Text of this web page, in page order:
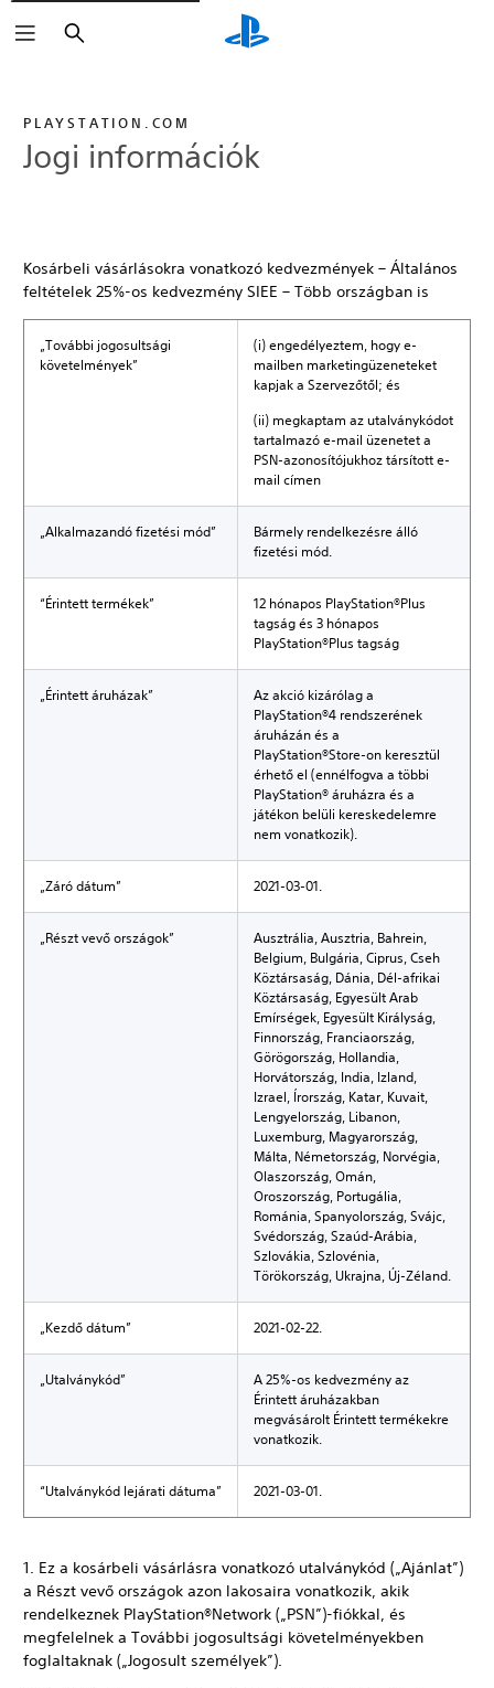
Keresés
PLAYSTATION.COM
Jogi információk
Kosárbeli vásárlásokra vonatkozó kedvezmények – Általános
feltételek 25%-os kedvezmény SIEE – Több országban is
„További jogosultsági
követelmények”
(i) engedélyeztem, hogy e-
mailben marketingüzeneteket
kapjak a Szervezőtől; és
(ii) megkaptam az utalványkódot
tartalmazó e-mail üzenetet a
PSN-azonosítójukhoz társított e-
mail címen
„Alkalmazandó fizetési mód”
Bármely rendelkezésre álló
fizetési mód.
“Érintett termékek”
12 hónapos PlayStation®Plus
tagság és 3 hónapos
PlayStation®Plus tagság
„Érintett áruházak”
Az akció kizárólag a
PlayStation®4 rendszerének
áruházán és a
PlayStation®Store-on keresztül
érhető el (ennélfogva a többi
PlayStation® áruházra és a
játékon belüli kereskedelemre
nem vonatkozik).
„Záró dátum” 2021-03-01.
„Részt vevő országok”
Ausztrália, Ausztria, Bahrein,
Belgium, Bulgária, Ciprus, Cseh
Köztársaság, Dánia, Dél-afrikai
Köztársaság, Egyesült Arab
Emírségek, Egyesült Királyság,
Finnország, Franciaország,
Görögország, Hollandia,
Horvátország, India, Izland,
Izrael, Írország, Katar, Kuvait,
Lengyelország, Libanon,
Luxemburg, Magyarország,
Málta, Németország, Norvégia,
Olaszország, Omán,
Oroszország, Portugália,
Románia, Spanyolország, Svájc,
Svédország, Szaúd-Arábia,
Szlovákia, Szlovénia,
Törökország, Ukrajna, Új-Zéland.
„Kezdő dátum” 2021-02-22.
„Utalványkód”
A 25%-os kedvezmény az
Érintett áruházakban
megvásárolt Érintett termékekre
vonatkozik.
“Utalványkód lejárati dátuma” 2021-03-01.
1. Ez a kosárbeli vásárlásra vonatkozó utalványkód („Ajánlat”)
a Részt vevő országok azon lakosaira vonatkozik, akik
rendelkeznek PlayStation®Network („PSN”)-fiókkal, és
megfelelnek a További jogosultsági követelményekben
foglaltaknak („Jogosult személyek”).